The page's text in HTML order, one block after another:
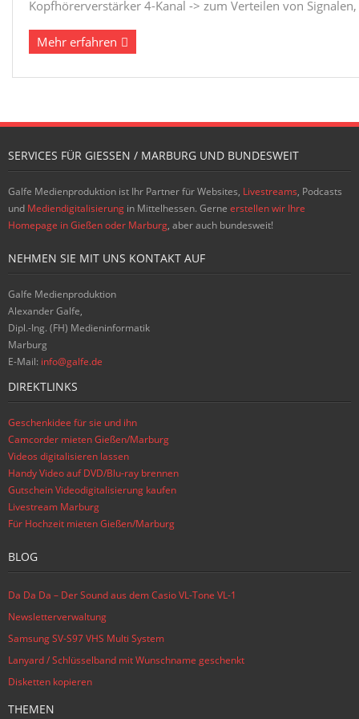
Kopfhörerverstärker 4-Kanal -> zum Verteilen von
Mehr erfahren
SERVICES FÜR GIESSEN / MARBURG UND BUNDESWEIT
Galfe Medienproduktion ist Ihr Partner für Websites, Livestreams, Podcasts
und Mediendigitalisierung in Mittelhessen. Gerne erstellen wir Ihre
Homepage in Gießen oder Marburg, aber auch bundesweit!
NEHMEN SIE MIT UNS KONTAKT AUF
Galfe Medienproduktion
Alexander Galfe,
Dipl.-Ing. (FH) Medieninformatik
Marburg
E-Mail: info@galfe.de
DIREKTLINKS
Geschenkidee für sie und ihn
Camcorder mieten Gießen/Marburg
Videos digitalisieren lassen
Handy Video auf DVD/Blu-ray brennen
Gutschein Videodigitalisierung kaufen
Livestream Marburg
Für Hochzeit mieten Gießen/Marburg
BLOG
Da Da Da – Der Sound aus dem Casio VL-Tone VL-1
Newsletterverwaltung
Samsung SV-S97 VHS Multi System
Lanyard / Schlüsselband mit Wunschname geschenkt
Disketten kopieren
THEMEN